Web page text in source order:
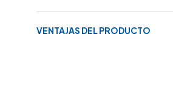
VENTAJAS DEL PRODUCTO